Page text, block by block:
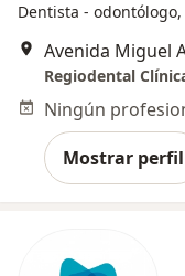
Dentista -
Avenida Miguel
Regiodental
Mostrar perfil